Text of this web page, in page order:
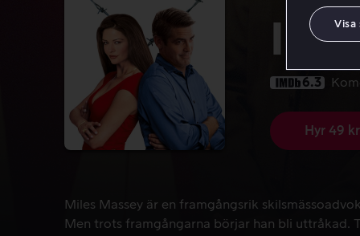
6.3
Hyr 49 kr
Miles Massey är en framgångsrik
Miles Massey är en framgångsrik
Men trots framgångarna börjar han bli uttråkad.
Visa